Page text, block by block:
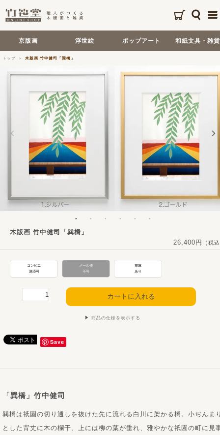
京版画 浮世絵 ポップアート 和紙文具・雑貨
トップ 木版画 竹中健司「巽橋」
木版画 竹中健司「巽橋」
26,400円
（税
コンビニ
決済可
メール便
不可
在庫
あり
商品の仕様を表示する
Save
「巽橋」竹中健司
巽橋は祇園の切り通しを抜けた先に流れる白川に架かる橋。小ぢんま
とした背丈に木の欄干、上には柳の葉が垂れ、雅やかな祇園の町に見